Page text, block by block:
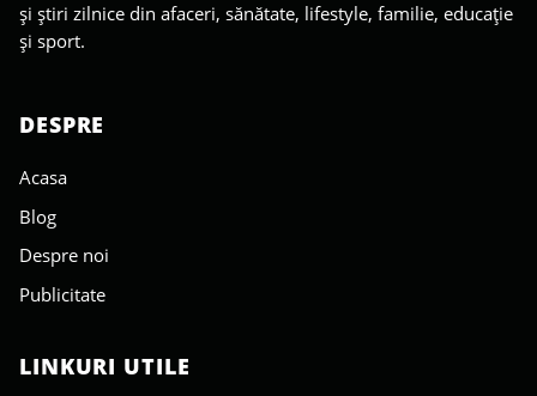
și știri zilnice din afaceri, sănătate, lifestyle, familie, educație
și sport.
DESPRE
Acasa
Blog
Despre noi
Publicitate
LINKURI UTILE